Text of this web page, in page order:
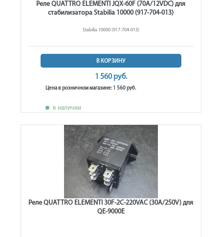
Реле QUATTRO ELEMENTI JQX-60F (70A/12VDC) для
стабилизатора Stabilia 10000 (917-704-013)
Stabilia 10000 (917-704-013)
В КОРЗИНУ
1 560 руб.
Цена в розничном магазине: 1 560 руб.
в наличии
Реле QUATTRO ELEMENTI 30F-2C-220VAC (30A/250V) для
QE-9000E